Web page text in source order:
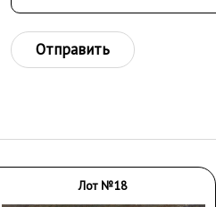
Отправить
Лот №18